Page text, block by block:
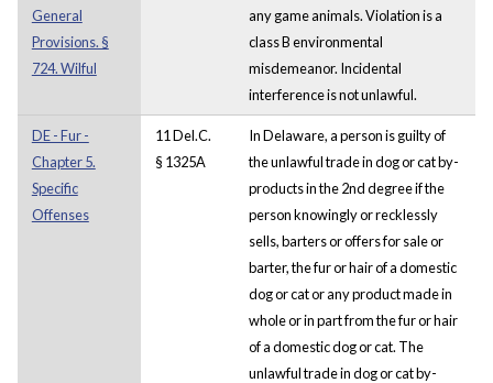
General
Provisions. §
724. Wilful
any game animals. Violation is a
class B environmental
misdemeanor. Incidental
interference is not unlawful.
DE - Fur -
Chapter 5.
Specific
Offenses
11 Del.C.
§ 1325A
In Delaware, a person is guilty of
the unlawful trade in dog or cat by-
products in the 2nd degree if the
person knowingly or recklessly
sells, barters or offers for sale or
barter, the fur or hair of a domestic
dog or cat or any product made in
whole or in part from the fur or hair
of a domestic dog or cat. The
unlawful trade in dog or cat by-